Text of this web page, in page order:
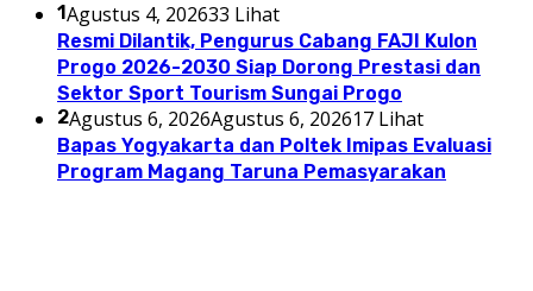
1Agustus 4, 202633 Lihat
Resmi Dilantik, Pengurus Cabang FAJI Kulon
Progo 2026-2030 Siap Dorong Prestasi dan
Sektor Sport Tourism Sungai Progo
2Agustus 6, 2026Agustus 6, 202617 Lihat
Bapas Yogyakarta dan Poltek Imipas Evaluasi
Program Magang Taruna Pemasyarakan